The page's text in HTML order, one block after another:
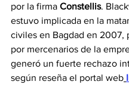
por la firma Constellis.
estuvo implicada en la
civiles en Bagdad en 2007,
por mercenarios de la
generó un fuerte rechazo
según reseña el portal web